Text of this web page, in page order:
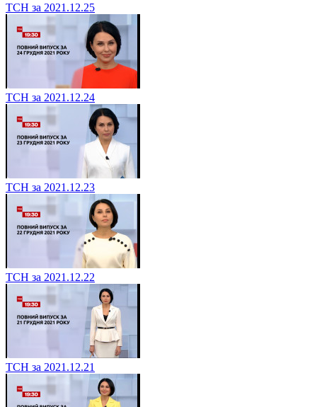
ТСН за 2021.12.25
ТСН за 2021.12.24
ТСН за 2021.12.23
ТСН за 2021.12.22
ТСН за 2021.12.21